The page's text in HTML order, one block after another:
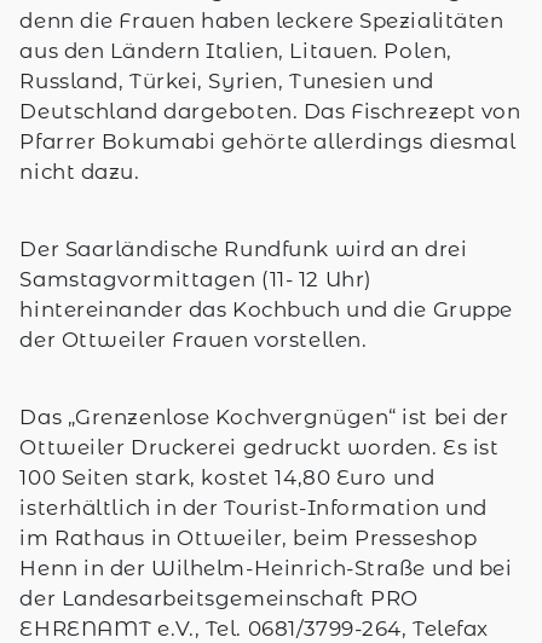
denn die Frauen haben leckere Spezialitäten
aus den Ländern Italien, Litauen. Polen,
Russland, Türkei, Syrien, Tunesien und
Deutschland dargeboten. Das Fischrezept von
Pfarrer Bokumabi gehörte allerdings diesmal
nicht dazu.
Der Saarländische Rundfunk wird an drei
Samstagvormittagen (11- 12 Uhr)
hintereinander das Kochbuch und die Gruppe
der Ottweiler Frauen vorstellen.
Das „Grenzenlose Kochvergnügen“ ist bei der
Ottweiler Druckerei gedruckt worden. Es ist
100 Seiten stark, kostet 14,80 Euro und
isterhältlich in der Tourist-Information und
im Rathaus in Ottweiler, beim Presseshop
Henn in der Wilhelm-Heinrich-Straße und bei
der Landesarbeitsgemeinschaft PRO
EHRENAMT e.V., Tel. 0681/3799-264, Telefax